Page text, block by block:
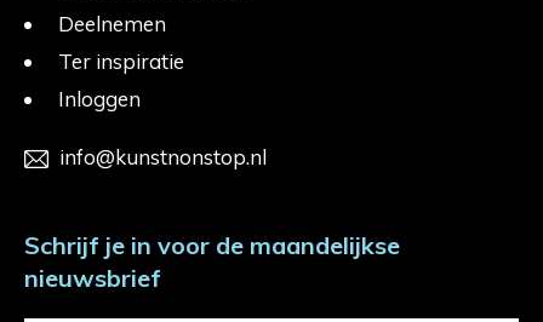
Deelnemen
Ter inspiratie
Inloggen
info@kunstnonstop.nl
Schrijf je in voor de maandelijkse
nieuwsbrief